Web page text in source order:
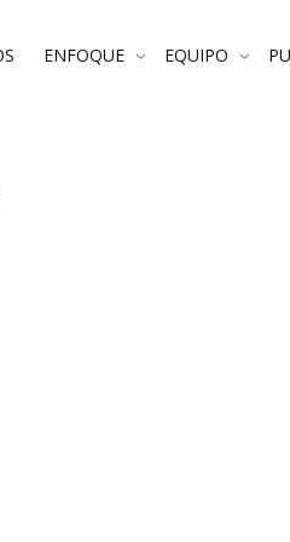
ENFOQUE EQUIPO